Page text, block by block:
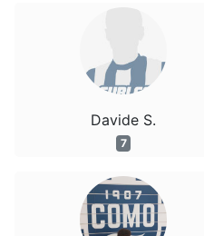
Davide S.
7